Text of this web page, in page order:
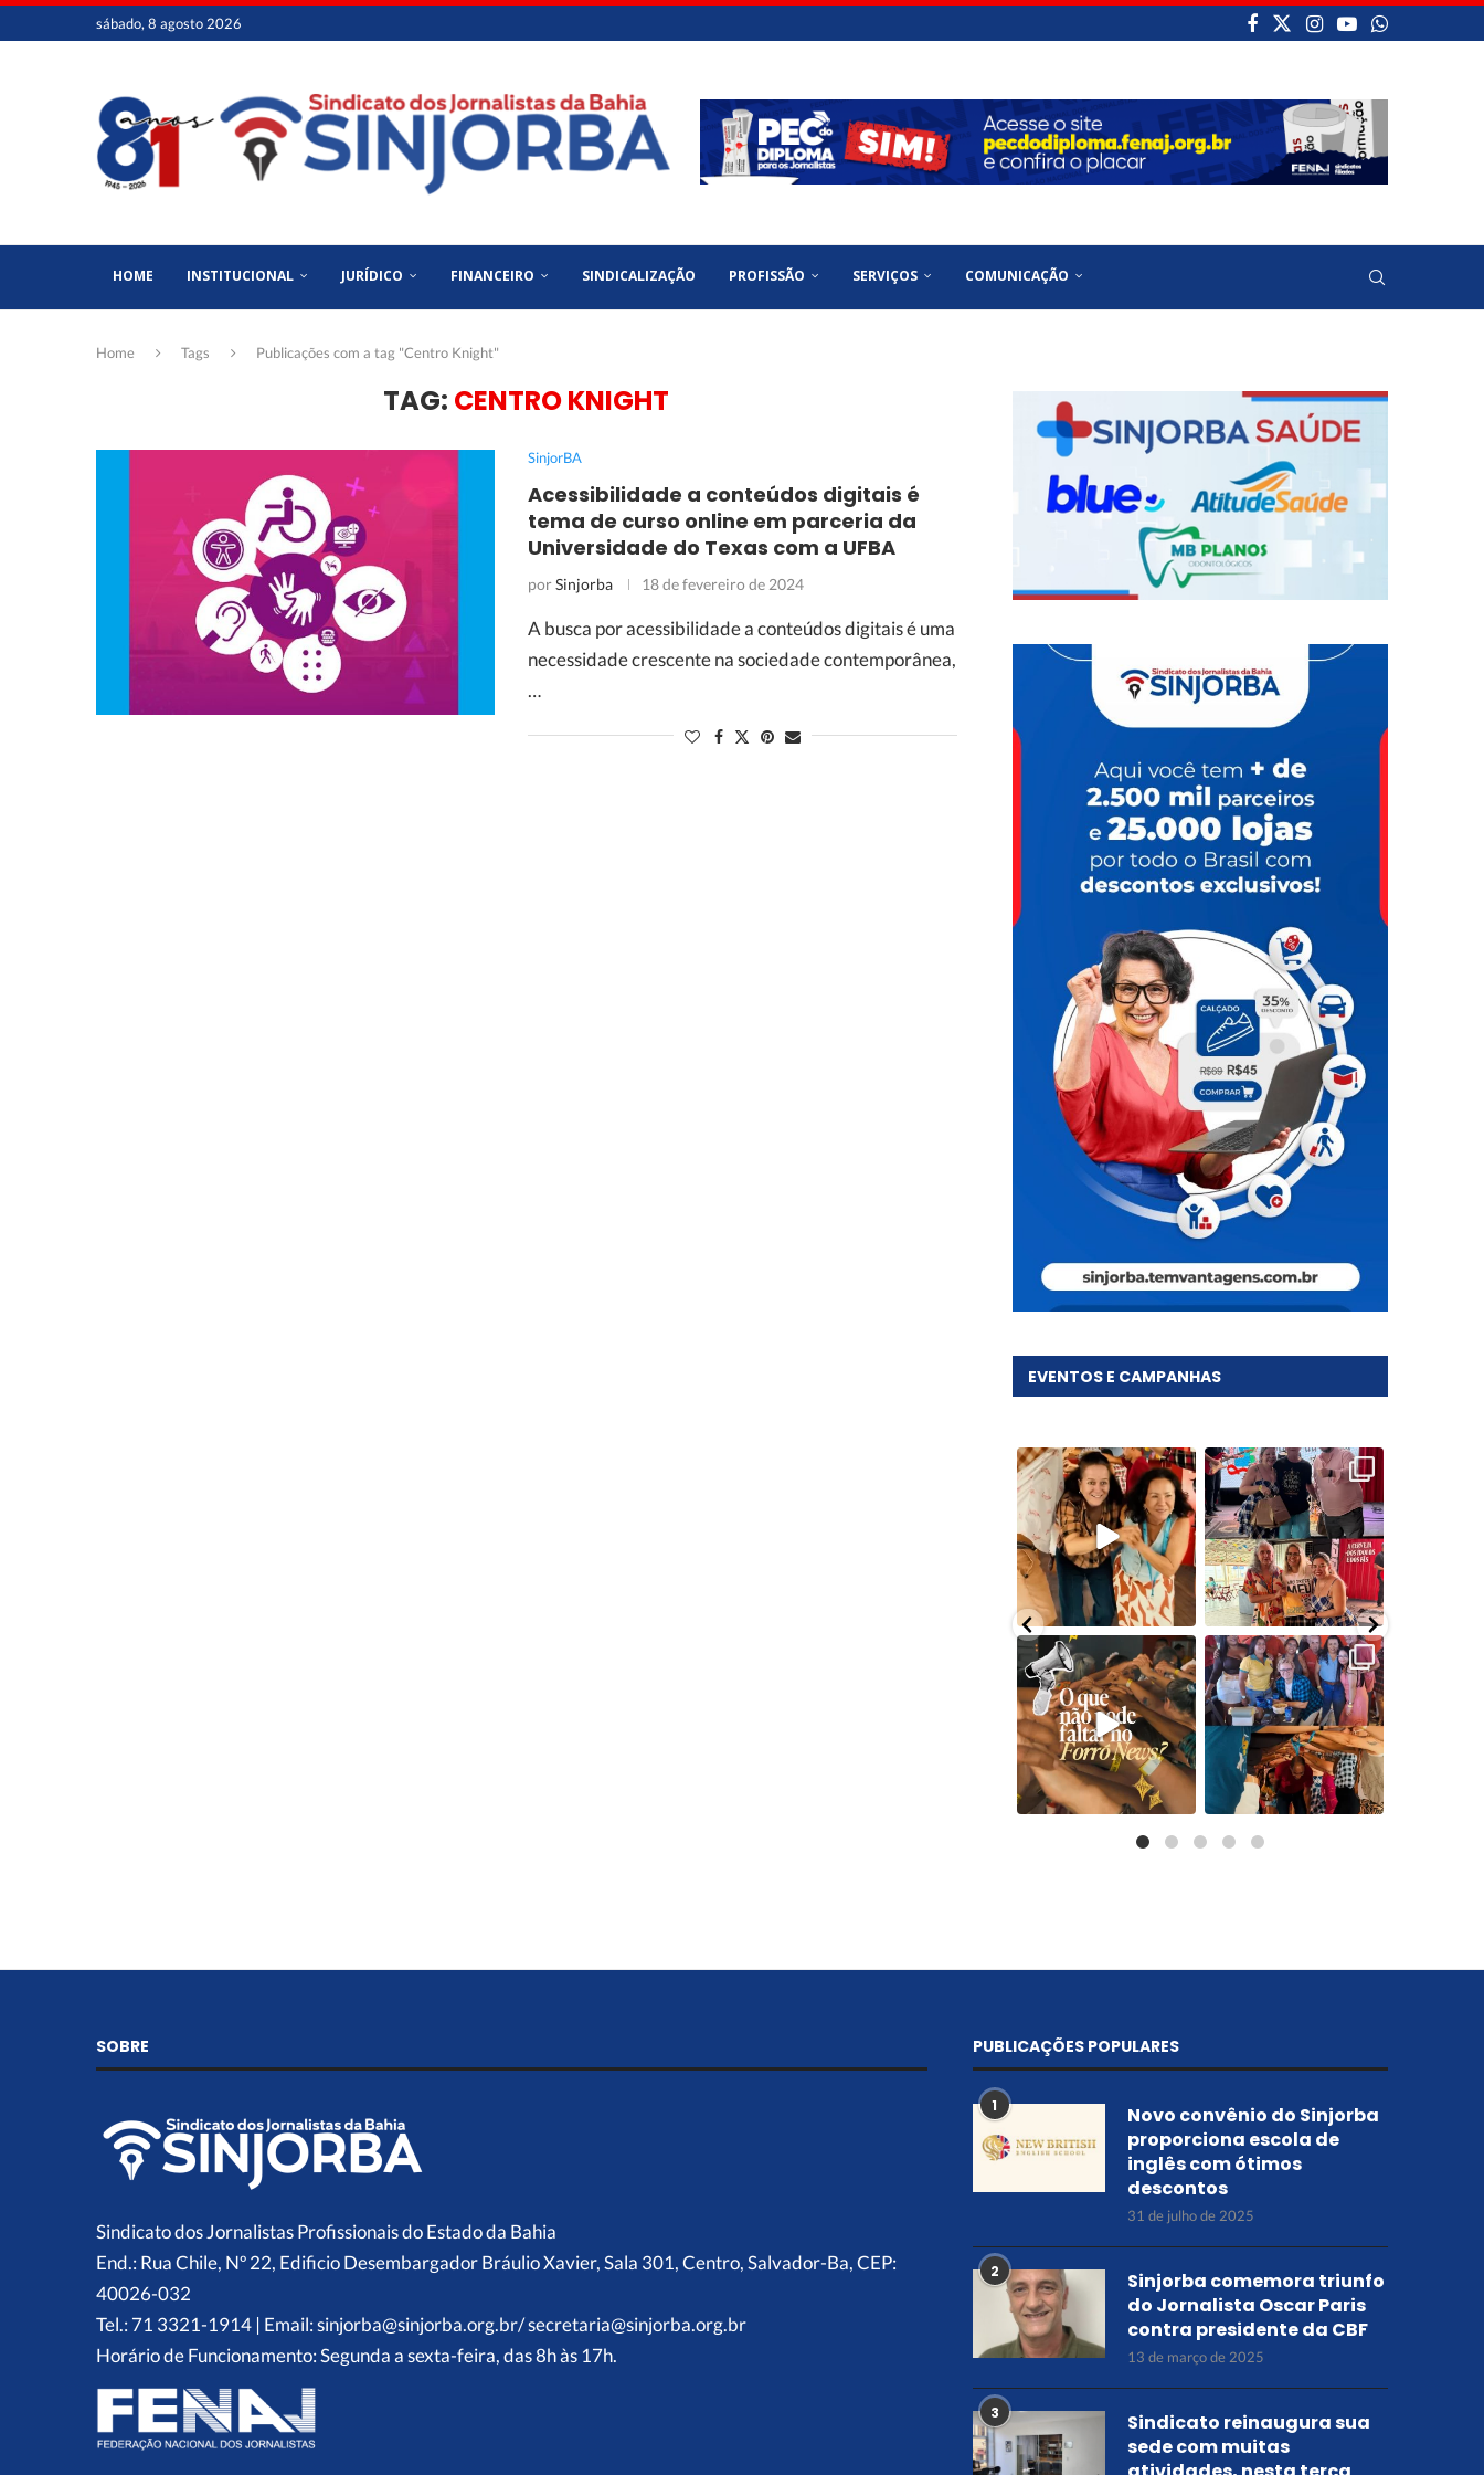
sábado, 8 agosto 2026
HOME INSTITUCIONAL JURÍDICO FINANCEIRO SINDICALIZAÇÃO PROFISSÃO SERVIÇOS COMUNICAÇÃO
Home Tags Publicações com a tag "Centro Knight"
TAG: CENTRO KNIGHT
SinjorBA
Acessibilidade a conteúdos digitais é
tema de curso online em parceria da
Universidade do Texas com a UFBA
porSinjorba 18 de fevereiro de 2024
A busca por acessibilidade a conteúdos digitais é uma
necessidade crescente na sociedade contemporânea,
…
EVENTOS E CAMPANHAS
SOBRE
Sindicato dos Jornalistas Profissionais do Estado da Bahia
End.: Rua Chile, Nº 22, Edificio Desembargador Bráulio Xavier, Sala 301, Centro, Salvador-Ba, CEP:
40026-032
Tel.: 71 3321-1914 | Email: sinjorba@sinjorba.org.br/ secretaria@sinjorba.org.br
Horário de Funcionamento: Segunda a sexta-feira, das 8h às 17h.
PUBLICAÇÕES POPULARES
1
Novo convênio do Sinjorba
proporciona escola de
inglês com ótimos
descontos
31 de julho de 2025
2
Sinjorba comemora triunfo
do Jornalista Oscar Paris
contra presidente da CBF
13 de março de 2025
3
Sindicato reinaugura sua
sede com muitas